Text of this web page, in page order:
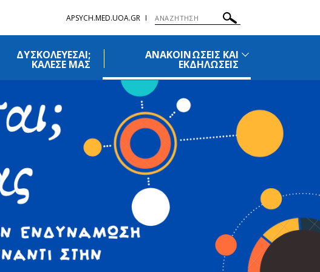
APSYCH.MED.UOA.GR
ΔΥΣΚΟΛΕΥΕΣΑΙ;
ΚΑΛΕΣΕ ΜΑΣ
ΑΝΑΚΟΙΝΩΣΕΙΣ ΚΑΙ
ΕΚΔΗΛΩΣΕΙΣ